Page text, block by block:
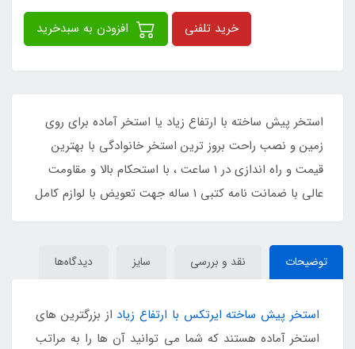
خرید تلفنی
استخر پیش ساخته با ارتفاع زیاد یا استخر آماده برای روی
زمین و نصب راحت بروز ترین استخر خانوادگی با بهترین
قیمت و راه اندازی در ۱ ساعت ، با استحکام بالا و مقاومت
عالی با ضمانت نامه کتبی ۱ ساله جهت تعویض با لوازم کامل
توضیحات نقد و بررسی سایز دیدگاه‌ها
استخر پیش ساخته ایرتکس با ارتفاع زیاد از بزرگترین های
استخر آماده هستند که شما می توانید آن ها را به مراتب